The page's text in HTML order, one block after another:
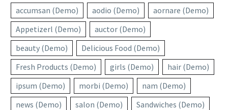
accumsan (Demo) aodio (Demo)
aornare (Demo)
Appetizerl (Demo)
auctor (Demo)
beauty (Demo)
Delicious Food (Demo)
Fresh Products (Demo)
girls (Demo)
hair (Demo)
ipsum (Demo)
morbi (Demo)
nam (Demo)
news (Demo)
salon (Demo)
Sandwiches (Demo)